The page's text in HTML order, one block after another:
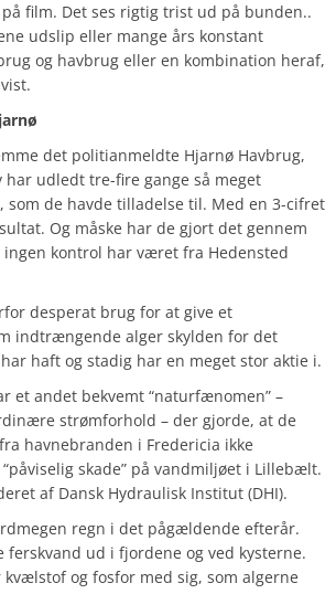
film. Det ses rigtig trist ud på bunden..
udslip eller mange års konstant
og havbrug eller en kombination heraf,
det politianmeldte Hjarnø Havbrug,
har udledt tre-fire gange så meget
de havde tilladelse til. Med en 3-cifret
Og måske har de gjort det gennem
kontrol har været fra Hedensted
desperat brug for at give et
indtrængende alger skylden for det
haft og stadig har en meget stor aktie i.
et andet bekvemt “naturfænomen” –
strømforhold – der gjorde, at de
havnebranden i Fredericia ikke
skade” på vandmiljøet i Lillebælt.
af Dansk Hydraulisk Institut (DHI).
regn i det pågældende efterår.
ferskvand ud i fjordene og ved kysterne.
og fosfor med sig, som algerne